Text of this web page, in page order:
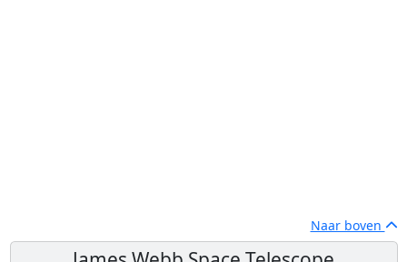
Naar boven